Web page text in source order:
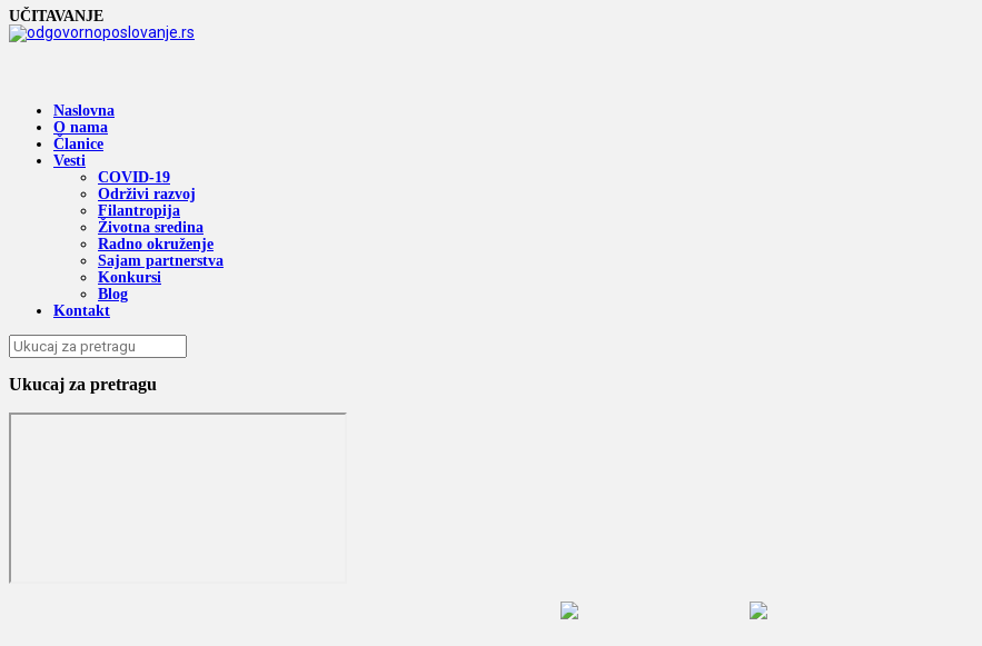
UČITAVANJE
Naslovna
O nama
Članice
Vesti
COVID-19
Održivi razvoj
Filantropija
Životna sredina
Radno okruženje
Sajam partnerstva
Konkursi
Blog
Kontakt
Ukucaj za pretragu